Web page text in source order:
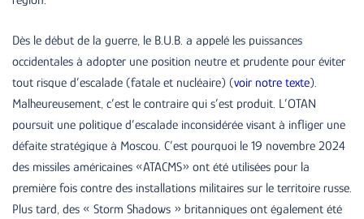
Dès le début de la guerre, le B.U.B. a appelé les puissances
occidentales à adopter une position neutre et prudente pour éviter
tout risque d’escalade (fatale et nucléaire) (voir notre texte).
Malheureusement, c’est le contraire qui s’est produit. L’OTAN
poursuit une politique d’escalade inconsidérée visant à infliger une
défaite stratégique à Moscou. C’est pourquoi le 19 novembre 2024
des missiles américaines «ATACMS» ont été utilisées pour la
première fois contre des installations militaires sur le territoire russe.
Plus tard, des « Storm Shadows » britanniques ont également été